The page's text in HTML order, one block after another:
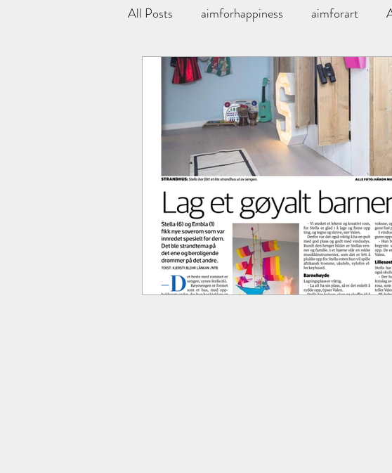
All Posts aimforhappiness aimforart
Aimforhappinessfarger Alexanderwang
økologisk Bathroom barnerom
Bulletproof kaffe Bringebær Bylassen
corneliashus Chloe drivhus